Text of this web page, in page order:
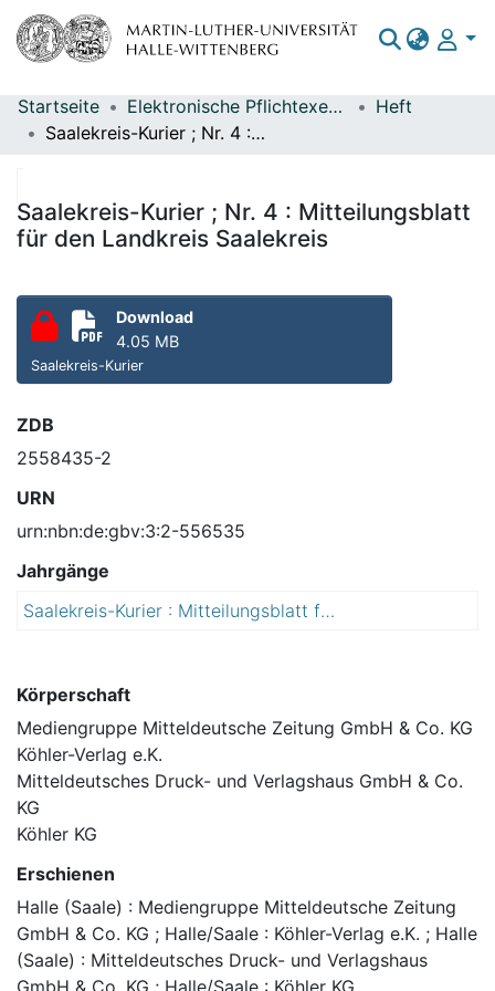
Bereiche & Sammlungen
Statistiken
Startseite Elektronische Pflichtexemplare
Heft
Saalekreis-Kurier ; Nr. 4 : Mitteilungsblatt für den Landkreis Saalekreis
Saalekreis-Kurier ; Nr. 4 : Mitteilungsblatt
für den Landkreis Saalekreis
Download
4.05 MB
Saalekreis-Kurier
ZDB
2558435-2
URN
urn:nbn:de:gbv:3:2-556535
Jahrgänge
Saalekreis-Kurier : Mitteilungsblatt für den Landkreis Saalekreis
Körperschaft
Mediengruppe Mitteldeutsche Zeitung GmbH & Co. KG
Köhler-Verlag e.K.
Mitteldeutsches Druck- und Verlagshaus GmbH & Co.
KG
Köhler KG
Erschienen
Halle (Saale) : Mediengruppe Mitteldeutsche Zeitung
GmbH & Co. KG ; Halle/Saale : Köhler-Verlag e.K. ; Halle
(Saale) : Mitteldeutsches Druck- und Verlagshaus